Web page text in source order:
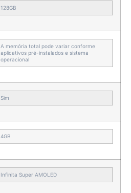
128GB
A memória total pode variar conforme
aplicativos pré-instalados e sistema
operacional
Sim
4GB
Infinita Super AMOLED